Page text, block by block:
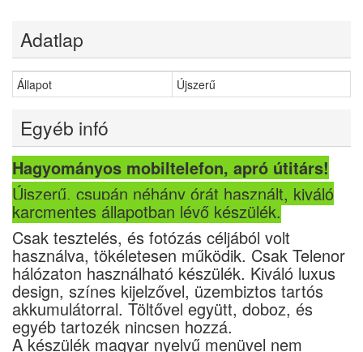
Adatlap
Állapot Újszerű
Egyéb infó
Hagyományos mobiltelefon, apró útitárs!
Újszerű, csupán néhány órát használt, kiváló
karcmentes állapotban lévő készülék.
Csak tesztelés, és fotózás céljából volt
használva, tökéletesen működik. Csak Telenor
hálózaton használható készülék. Kiváló luxus
design, színes kijelzővel, üzembiztos tartós
akkumulátorral. Töltővel együtt, doboz, és
egyéb tartozék nincsen hozzá.
A készülék magyar nyelvű menüvel nem